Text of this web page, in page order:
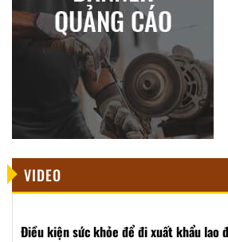
VIDEO
Điều kiện sức khỏe để đi xuất khẩu lao